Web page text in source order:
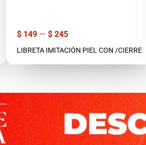
Precio
$ 149 — $ 245
LIBRETA IMITACIÓN PIEL CON /CIERRE